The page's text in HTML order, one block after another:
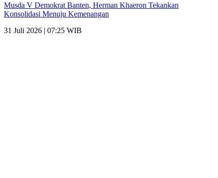
Musda V Demokrat Banten, Herman Khaeron Tekankan
Konsolidasi Menuju Kemenangan
31 Juli 2026 | 07:25 WIB